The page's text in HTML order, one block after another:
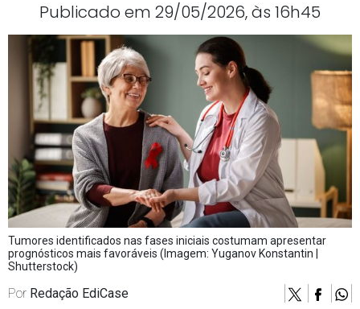
Publicado em 29/05/2026, às 16h45
Tumores identificados nas fases iniciais costumam apresentar
prognósticos mais favoráveis (Imagem: Yuganov Konstantin |
Shutterstock)
Por Redação EdiCase